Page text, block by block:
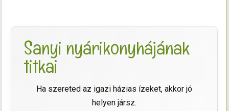
Sanyi nyárikonyhájának
titkai
Ha szereted az igazi házias ízeket, akkor jó
helyen jársz.